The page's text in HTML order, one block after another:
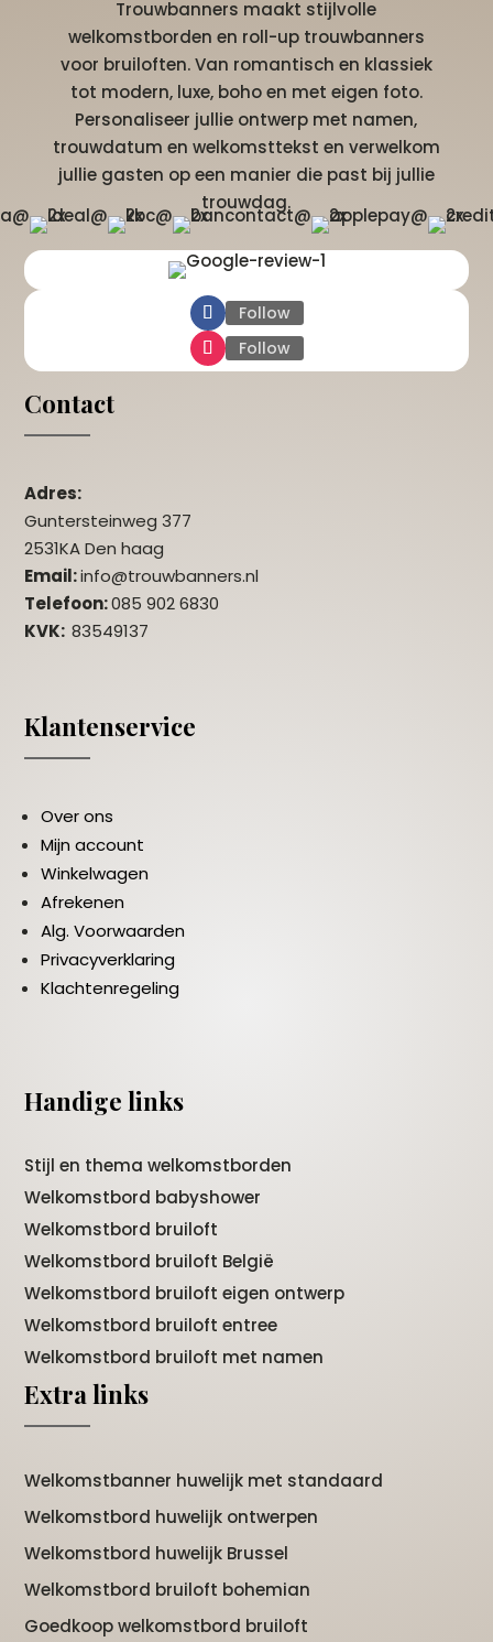
Trouwbanners maakt stijlvolle
welkomstborden en roll-up trouwbanners
voor bruiloften. Van romantisch en klassiek
tot modern, luxe, boho en met eigen foto.
Personaliseer jullie ontwerp met namen,
trouwdatum en welkomsttekst en verwelkom
jullie gasten op een manier die past bij jullie
trouwdag.
Follow
Follow
Contact
Adres:
Guntersteinweg 377
2531KA Den haag
Email:info@trouwbanners.nl
Telefoon:085 902 6830
KVK:83549137
Klantenservice
Over ons
Mijn account
Winkelwagen
Afrekenen
Alg. Voorwaarden
Privacyverklaring
Klachtenregeling
Handige links
Stijl en thema welkomstborden
Welkomstbord babyshower
Welkomstbord bruiloft
Welkomstbord bruiloft België
Welkomstbord bruiloft eigen ontwerp
Welkomstbord bruiloft entree
Welkomstbord bruiloft met namen
Extra links
Welkomstbanner huwelijk met standaard
Welkomstbord huwelijk ontwerpen
Welkomstbord huwelijk Brussel
Welkomstbord bruiloft bohemian
Goedkoop welkomstbord bruiloft